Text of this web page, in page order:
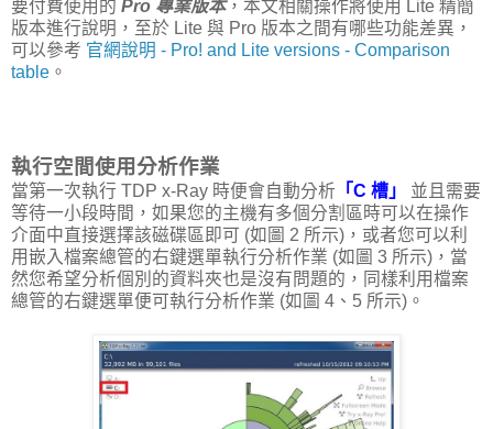
要付費使用的 Pro 專業版本，本文相關操作將使用 Lite 精簡
版本進行說明，至於 Lite 與 Pro 版本之間有哪些功能差異，
可以參考 官網說明 - Pro! and Lite versions - Comparison
table 。
執行空間使用分析作業
當第一次執行 TDP x-Ray 時便會自動分析 「C 槽」
並且需要
等待一小段時間，如果您的主機有多個分割區時可以在操作
介面中直接選擇該磁碟區即可 (如圖 2 所示)，或者您可以利
用嵌入檔案總管的右鍵選單執行分析作業 (如圖 3 所示)，當
然您希望分析個別的資料夾也是沒有問題的，同樣利用檔案
總管的右鍵選單便可執行分析作業 (如圖 4、5 所示)。